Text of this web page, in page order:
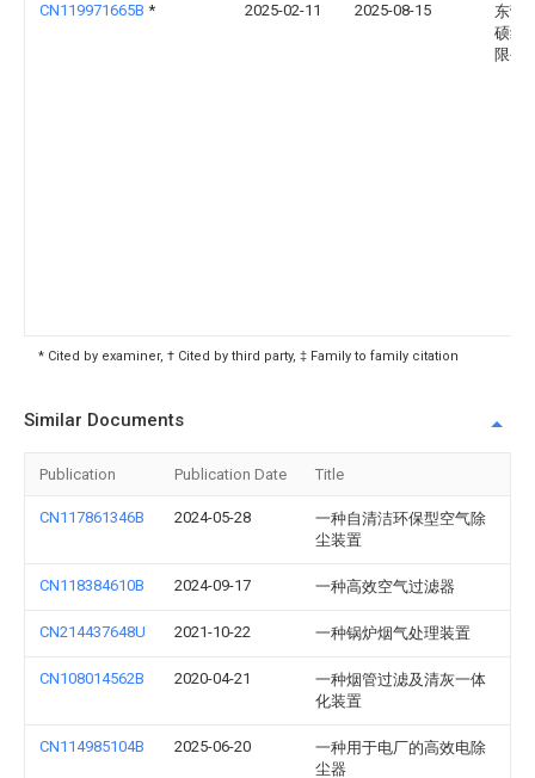
CN119971665B * 2025-02-11 2025-08-15
东营
硕纺
限公
* Cited by examiner, † Cited by third party, ‡ Family to family citation
Similar Documents
Publication Publication Date Title
CN117861346B 2024-05-28
一种自清洁环保型空气除
尘装置
CN118384610B 2024-09-17 一种高效空气过滤器
CN214437648U 2021-10-22 一种锅炉烟气处理装置
CN108014562B 2020-04-21
一种烟管过滤及清灰一体
化装置
CN114985104B 2025-06-20
一种用于电厂的高效电除
尘器